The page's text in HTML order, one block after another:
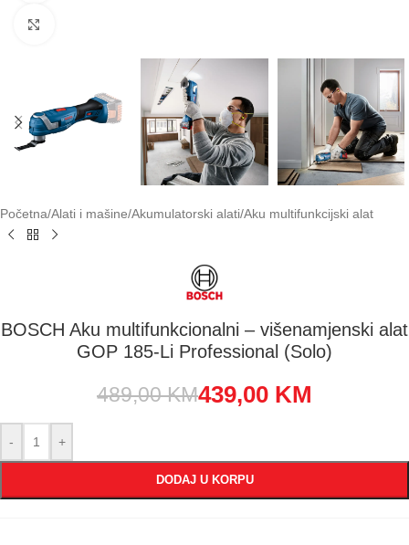
Početna/Alati i mašine/Akumulatorski alati/Aku multifunkcijski alat
BOSCH Aku multifunkcionalni – višenamjenski alat
GOP 185-Li Professional (Solo)
489,00KM439,00 KM
- +
DODAJ U KORPU